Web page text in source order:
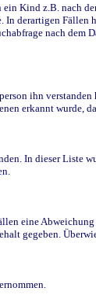
Kind z.B. nach
derartigen
nach dem
ihn verstanden
erkannt wurde,
In dieser Liste
eine
gegeben.